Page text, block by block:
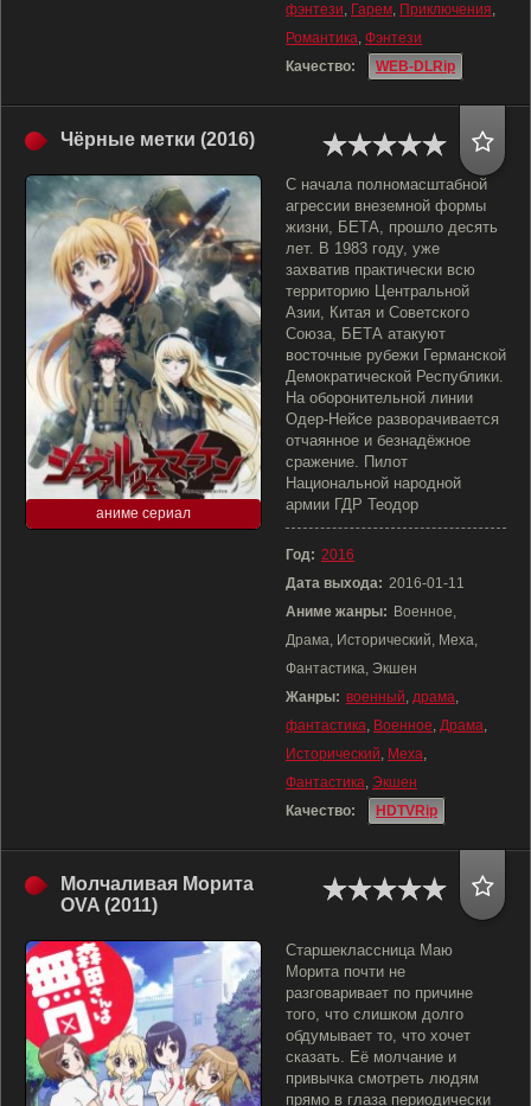
фэнтези, Гарем, Приключения,
Романтика, Фэнтези
Качество:
WEB-DLRip
Чёрные метки (2016)
аниме сериал
С начала полномасштабной
агрессии внеземной формы
жизни, БЕТА, прошло десять
лет. В 1983 году, уже
захватив практически всю
территорию Центральной
Азии, Китая и Советского
Союза, БЕТА атакуют
восточные рубежи Германской
Демократической Республики.
На оборонительной линии
Одер-Нейсе разворачивается
отчаянное и безнадёжное
сражение. Пилот
Национальной народной
армии ГДР Теодор
Год: 2016
Дата выхода: 2016-01-11
Аниме жанры: Военное,
Драма, Исторический, Меха,
Фантастика, Экшен
Жанры: военный, драма,
фантастика, Военное, Драма,
Исторический, Меха,
Фантастика, Экшен
Качество:
HDTVRip
Молчаливая Морита
OVA (2011)
Старшеклассница Маю
Морита почти не
разговаривает по причине
того, что слишком долго
обдумывает то, что хочет
сказать. Её молчание и
привычка смотреть людям
прямо в глаза периодически